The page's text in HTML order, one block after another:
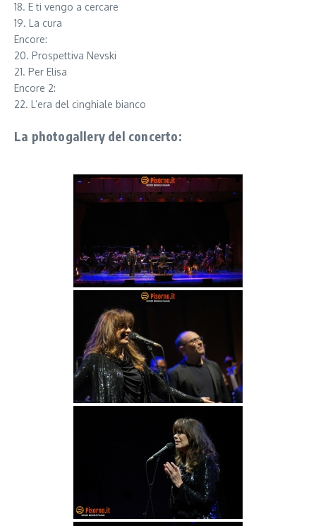
18. E ti vengo a cercare
19. La cura
Encore:
20. Prospettiva Nevski
21. Per Elisa
Encore 2:
22. L’era del cinghiale bianco
La photogallery del concerto: